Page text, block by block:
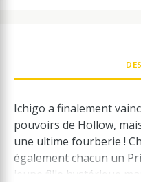
Ichigo a finalement
pouvoirs de Hollow,
une ultime fourberie !
également chacun un
jeune fille hystérique